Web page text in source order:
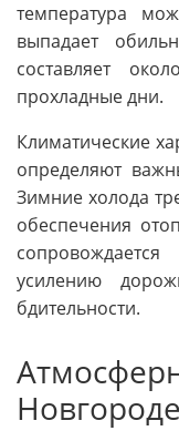
температура
выпадает
составляет
прохладные дни.
Климатические
определяют
Зимние холода
обеспечения
усилению
бдительности.
Новгороде